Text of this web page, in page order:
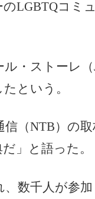
LGBTQコミ
・ストーレ（
という。
（NTB）の
」と語った。
数千人が参加